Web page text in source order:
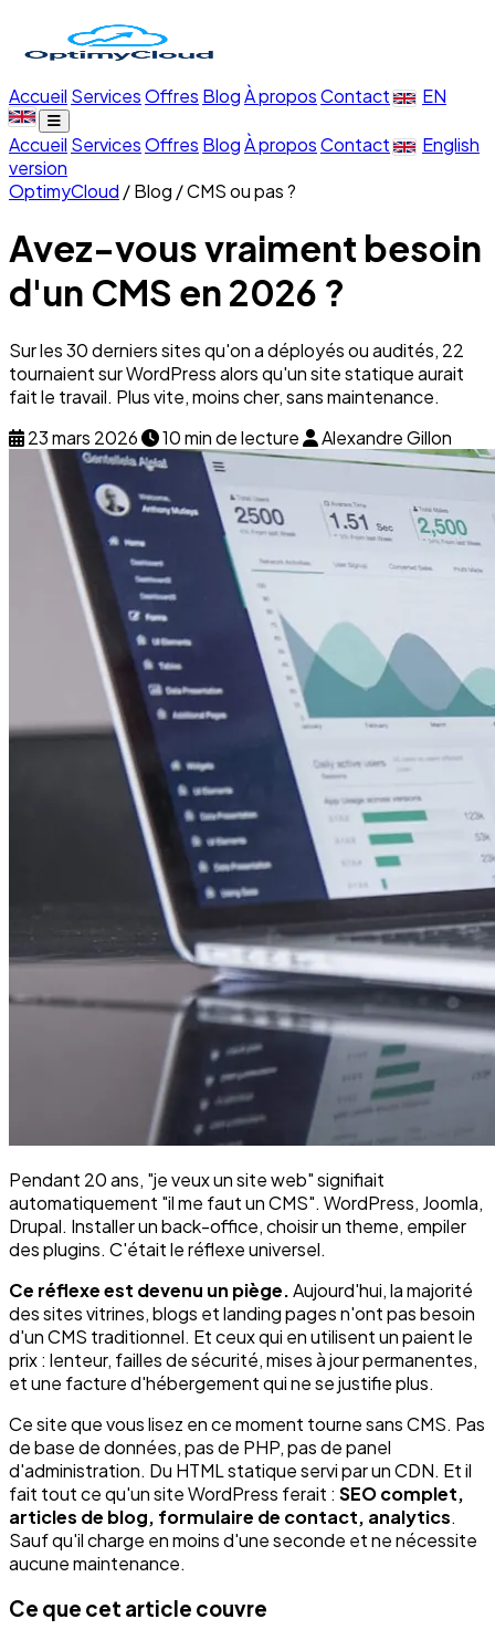
Accueil ServicesOffres BlogÀ proposContact EN
Accueil ServicesOffres BlogÀ proposContact
English
version
OptimyCloud /Blog /CMS ou pas ?
Avez-vous vraiment besoin
d'un CMS en 2026 ?
Sur les 30 derniers sites qu'on a déployés ou audités, 22
tournaient sur WordPress alors qu'un site statique aurait
fait le travail. Plus vite, moins cher, sans maintenance.
23 mars 2026
10 min de lecture Alexandre Gillon
Pendant 20 ans, "je veux un site web" signifiait
automatiquement "il me faut un CMS". WordPress, Joomla,
Drupal. Installer un back-office, choisir un theme, empiler
des plugins. C'était le réflexe universel.
Ce réflexe est devenu un piège.Aujourd'hui, la majorité
des sites vitrines, blogs et landing pages n'ont pas besoin
d'un CMS traditionnel. Et ceux qui en utilisent un paient le
prix : lenteur, failles de sécurité, mises à jour permanentes,
et une facture d'hébergement qui ne se justifie plus.
Ce site que vous lisez en ce moment tourne sans CMS. Pas
de base de données, pas de PHP, pas de panel
d'administration. Du HTML statique servi par un CDN. Et il
fait tout ce qu'un site WordPress ferait : SEO complet,
articles de blog, formulaire de contact, analytics.
Sauf qu'il charge en moins d'une seconde et ne nécessite
aucune maintenance.
Ce que cet article couvre